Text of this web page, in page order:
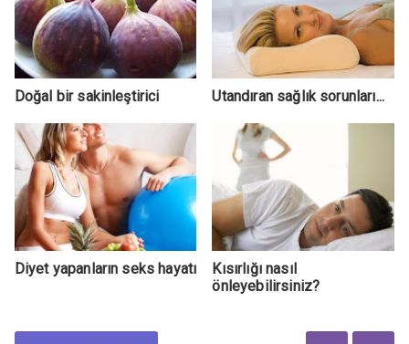
Doğal bir sakinleştirici Utandıran sağlık sorunları...
Diyet yapanların seks hayatı
Kısırlığı nasıl
önleyebilirsiniz?